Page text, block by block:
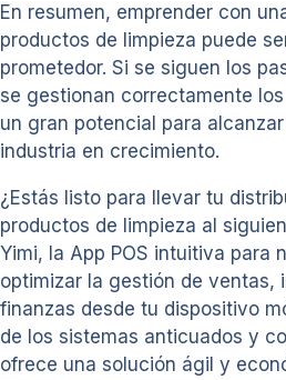
En resumen, emprender con
productos de limpieza puede
prometedor. Si se siguen los
se gestionan correctamente
un gran potencial para
industria en crecimiento.
¿Estás listo para llevar tu
productos de limpieza al
Yimi, la App POS intuitiva para
optimizar la gestión de ventas,
finanzas desde tu dispositivo
de los sistemas anticuados y
ofrece una solución ágil y